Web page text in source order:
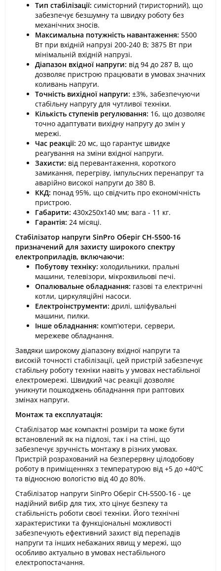
Тип стабілізації: симісторний (тиристорний), що
забезпечує безшумну та швидку роботу без
механічних зносів.
Максимальна потужність навантаження: 5500
Вт при вхідній напрузі 200-240 В; 3875 Вт при
мінімальній вхідній напрузі.
Діапазон вхідної напруги: від 94 до 287 В, що
дозволяє пристрою працювати в умовах значних
коливань напруги.
Точність вихідної напруги: ±3%, забезпечуючи
стабільну напругу для чутливої техніки.
Кількість ступенів регулювання: 16, що дозволяє
точно адаптувати вихідну напругу до змін у
мережі.
Час реакції: 20 мс, що гарантує швидке
реагування на зміни вхідної напруги.
Захисти: від перевантаження, короткого
замикання, перегріву, імпульсних перенапруг та
аварійно високої напруги до 380 В.
ККД: понад 95%, що свідчить про економічність
пристрою.
Габарити: 430х250х140 мм; вага - 11 кг.
Гарантія: 24 місяці.
Стабілізатор напруги SinPro Оберіг СН-5500-16
призначений для захисту широкого спектру
електроприладів, включаючи:
Побутову техніку: холодильники, пральні
машини, телевізори, мікрохвильові печі.
Опалювальне обладнання: газові та електричні
котли, циркуляційні насоси.
Електроінструменти: дрилі, шліфувальні
машини, пилки.
Інше обладнання: комп’ютери, сервери,
мережеве обладнання.
Завдяки широкому діапазону вхідної напруги та
високій точності стабілізації, цей пристрій забезпечує
стабільну роботу техніки навіть у умовах нестабільної
електромережі. Швидкий час реакції дозволяє
уникнути пошкоджень обладнання при раптових
змінах напруги.
Монтаж та експлуатація:
Стабілізатор має компактні розміри та може бути
встановлений як на підлозі, так і на стіні, що
забезпечує зручність монтажу в різних умовах.
Пристрій розрахований на безперервну цілодобову
роботу в приміщеннях з температурою від +5 до +40ºС
та відносною вологістю від 40 до 80%.
Стабілізатор напруги SinPro Оберіг СН-5500-16 - це
надійний вибір для тих, хто цінує безпеку та
стабільність роботи своєї техніки. Його технічні
характеристики та функціональні можливості
забезпечують ефективний захист від перепадів
напруги та інших небажаних явищ у мережі, що
особливо актуально в умовах нестабільного
електропостачання.